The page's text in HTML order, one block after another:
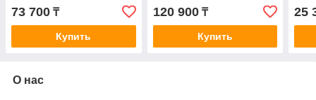
73 700 ₸
Купить
120 900₸
Купить
25
О нас